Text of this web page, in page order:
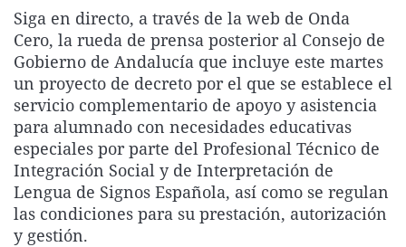
La rosa de los vientos
Gente viajera
Como el perro y el
Caso
Retornados
Equipo de
Operación Viuda
Extremadura
Galicia
La Rioja
Navarra
País Vasco
Virales
Televisión
Elecciones
Siga en directo, a través de la web de Onda
Cero, la rueda de prensa posterior al Consejo de
Gobierno de Andalucía que incluye este martes
un proyecto de decreto por el que se establece el
servicio complementario de apoyo y asistencia
para alumnado con necesidades educativas
especiales por parte del Profesional Técnico de
Integración Social y de Interpretación de
Lengua de Signos Española, así como se regulan
las condiciones para su prestación, autorización
y gestión.